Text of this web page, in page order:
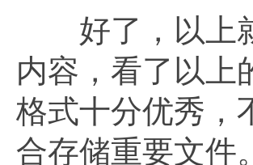
好了，以上就
内容，看了以上
格式十分优秀，
合存储重要文件。